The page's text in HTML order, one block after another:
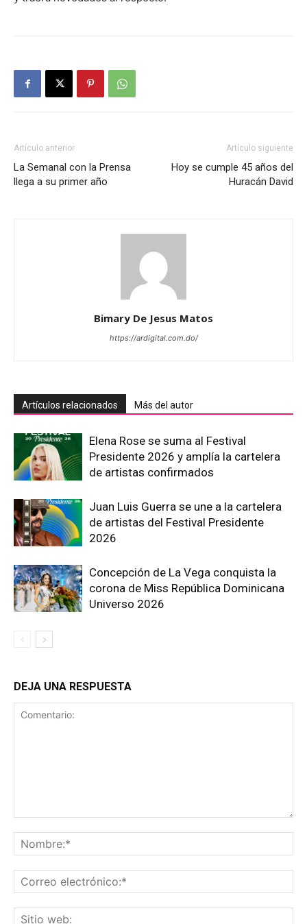
Artículo anterior
La Semanal con la Prensa
llega a su primer año
Artículo siguiente
Hoy se cumple 45 años del
Huracán David
Bimary De Jesus Matos
https://ardigital.com.do/
Artículos relacionados Más del autor
Elena Rose se suma al Festival
Presidente 2026 y amplía la cartelera
de artistas confirmados
Juan Luis Guerra se une a la cartelera
de artistas del Festival Presidente
2026
Concepción de La Vega conquista la
corona de Miss República Dominicana
Universo 2026
DEJA UNA RESPUESTA